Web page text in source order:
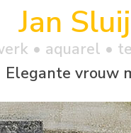
Jan
• aquarel •
Elegante vrouw